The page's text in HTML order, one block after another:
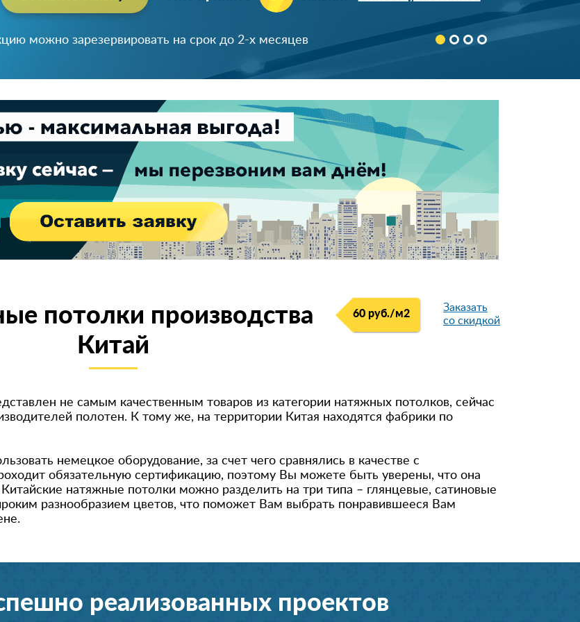
8 (926) 64*-43-65
8 (916) 740-**-*1
898522***68
90674***78
+7 (926) 586-**-*3
8 (962) 966-**-*7
899984***13
+791754***74
+791628***10
+796715***87
98531***92
91615***12
+792628***88
896399***00
Скрыть
можно зарезервировать на срок до 2-х месяцев
Успейте зарезервировать скидку!
60 руб./м2
Заказать
со скидкой
потолки производства
Китай
не самым качественным товаров из категории натяжных потолков, сейчас
елей полотен. К тому же, на территории Китая находятся фабрики по
немецкое оборудование, за счет чего сравнялись в качестве с
обязательную сертификацию, поэтому Вы можете быть уверены, что она
натяжные потолки можно разделить на три типа – глянцевые, сатиновые
разнообразием цветов, что поможет Вам выбрать понравившееся Вам
реализованных проектов